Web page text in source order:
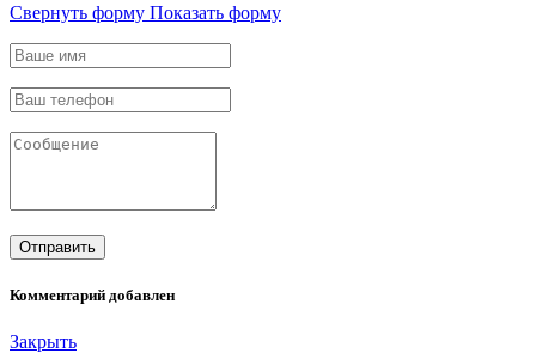
Свернуть форму Показать форму
Комментарий добавлен
Закрыть